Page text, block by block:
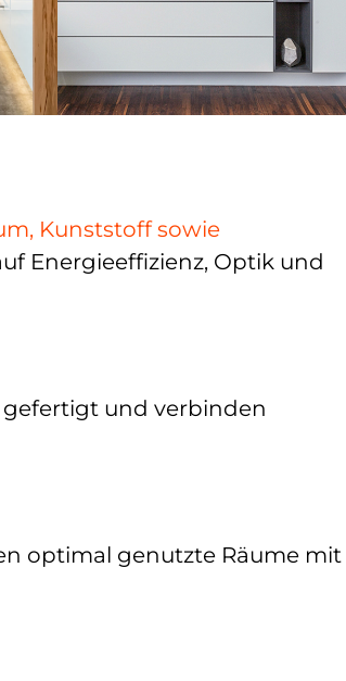
Kunststoff sowie
Energieeffizienz, Optik und
und verbinden
optimal genutzte Räume mit